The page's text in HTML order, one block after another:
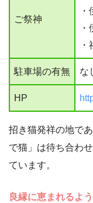
ご祭神
駐車場の有無 な
HP
招き猫発祥の地で
で猫」は待ち合わ
ています。
良縁に恵まれるよ